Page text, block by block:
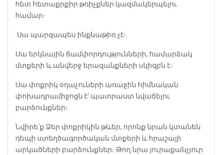
հետ հետաքրքիր թռիչքներ կազմակերպելու
համար։
️ Սա պարզապես ինքնաթիռ չէ։
Սա երկնային ճամփորդությունների, համարձակ
մտքերի և անվերջ երազանքների սկիզբն է։
Սա փոքրիկ օդաչուների առաջին հիմնական
փոխադրամիջոցն է՝ պատրաստ նվաճելու
բարձունքներ։
Նվիրե՛ք Ձեր փոքրիկին թևեր, որոնք նրան կտանեն
դեպի ստեղծագործական մտքերի և հրաշալի
արկածների բարձունքներ։ Թող նրա յուրաքանչյուր